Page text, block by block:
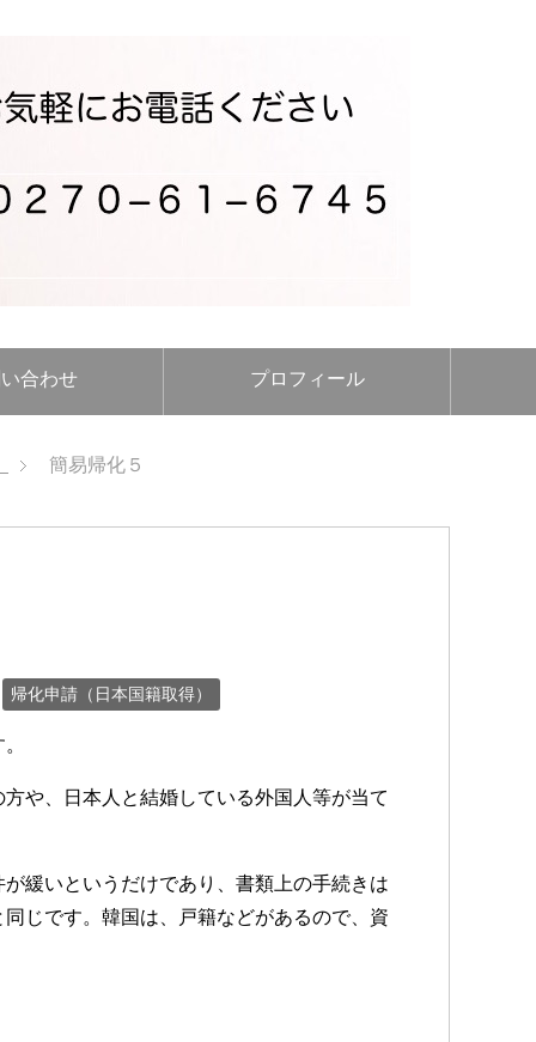
合わせ プロフィール
簡易帰化５
帰化申請（日本国籍取得）
や、日本人と結婚している外国人等が当て
緩いというだけであり、書類上の手続きは
じです。韓国は、戸籍などがあるので、資